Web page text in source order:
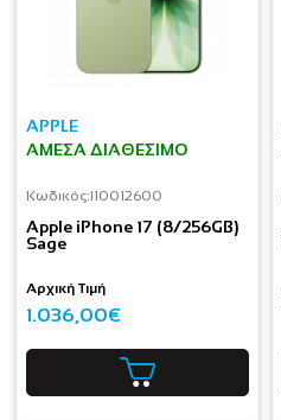
APPLE
ΆΜΕΣΑ ΔΙΑΘΈΣΙΜΟ
Κωδικός:I10012600
Apple iPhone 17 (8/256GB)
Sage
Αρχική Τιμή
1.036,00€